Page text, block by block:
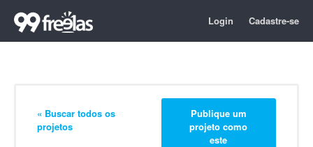
Login Cadastre-se
« Buscar todos os
projetos
Publique um
projeto como
este